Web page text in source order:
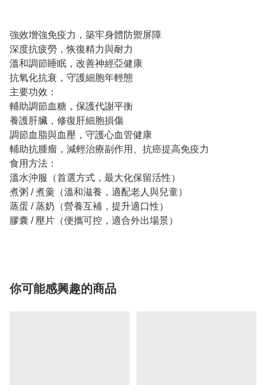
強效增強免疫力，築牢身體防禦屏障
深度抗疲勞，恢復精力與耐力
溫和調節睡眠，改善神經亞健康
抗氧化抗衰，守護細胞年輕態
主要功效：
輔助調節血糖，保護代謝平衡
養護肝臟，修復肝細胞損傷
調節血脂與血壓，守護心血管健康
輔助抗腫瘤，減輕治療副作用、抗癌提高免疫力
食用方法：
溫水沖服（首選方式，最大化保留活性）
煮粥 / 煮羹（溫和滋養，適配老人與兒童）
蒸蛋 / 蒸奶（營養互補，提升適口性）
膠囊 / 壓片（便攜可控，適合外出場景）
你可能感興趣的商品